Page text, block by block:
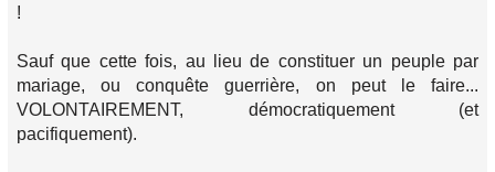
!
Sauf que cette fois, au lieu de constituer un peuple par
mariage, ou conquête guerrière, on peut le faire...
VOLONTAIREMENT, démocratiquement (et
pacifiquement).